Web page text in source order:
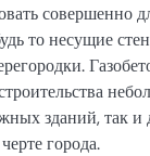
совершенно
то несущие
зданий, так
города.